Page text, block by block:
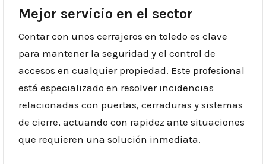
Mejor servicio en el sector
Contar con unos cerrajeros en toledo es clave
para mantener la seguridad y el control de
accesos en cualquier propiedad. Este profesional
está especializado en resolver incidencias
relacionadas con puertas, cerraduras y sistemas
de cierre, actuando con rapidez ante situaciones
que requieren una solución inmediata.